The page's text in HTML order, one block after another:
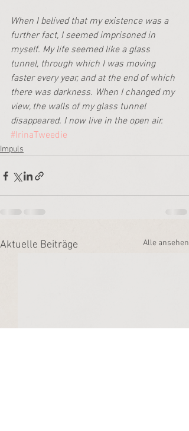
When I belived that my existence was a
further fact, I seemed imprisoned in
myself. My life seemed like a glass
tunnel, through which I was moving
faster every year, and at the end of which
there was darkness. When I changed my
view, the walls of my glass tunnel
disappeared. I now live in the open air.
#IrinaTweedie
Impuls
Aktuelle Beiträge Alle ansehen